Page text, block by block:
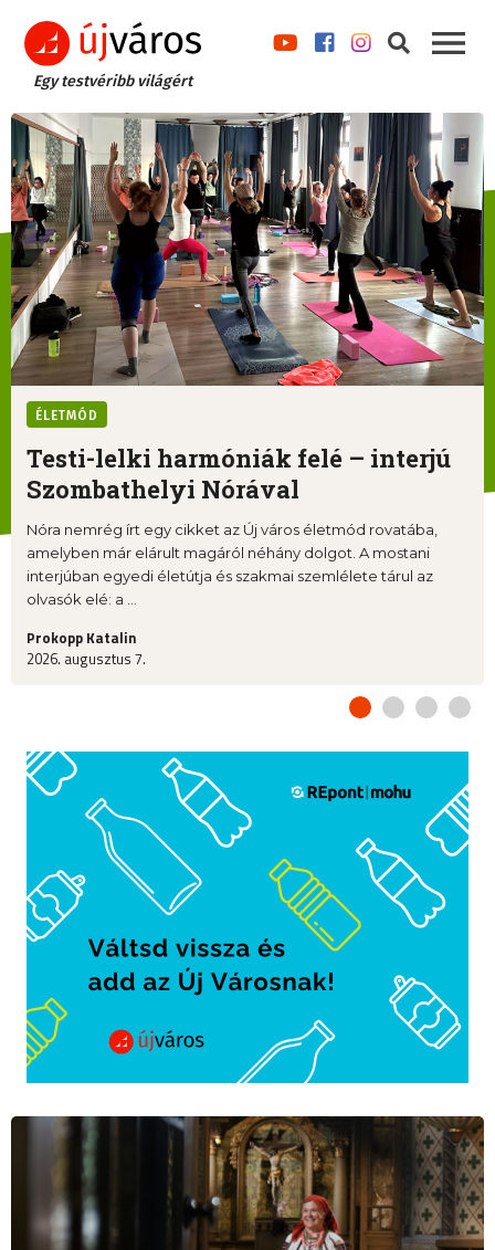
Egy testvéribb világért
ÉLETMÓD
Testi-lelki harmóniák felé – interjú
Szombathelyi Nórával
Nóra nemrég írt egy cikket az Új város életmód rovatába,
amelyben már elárult magáról néhány dolgot. A mostani
interjúban egyedi életútja és szakmai szemlélete tárul az
olvasók elé: a ...
Prokopp Katalin
2026. augusztus 7.